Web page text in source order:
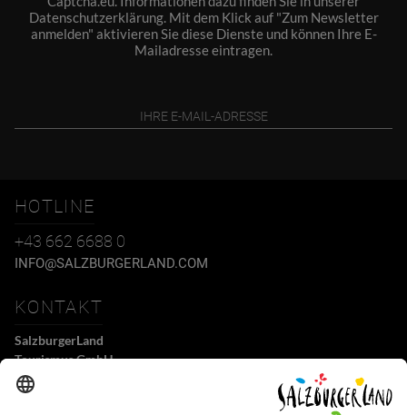
Datenschutzerklärung. Mit dem Klick auf "Zum Newsletter
anmelden" aktivieren Sie diese Dienste und können Ihre E-
Mailadresse eintragen.
HOTLINE
+43 662 6688 0
INFO@SALZBURGERLAND.COM
KONTAKT
SalzburgerLand
Tourismus GmbH
Wiener Bundesstraße 23